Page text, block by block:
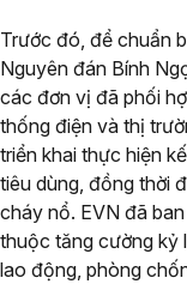
Trước đó, để chuẩn
Nguyên đán Bính
các đơn vị đã phối
thống điện và thị
triển khai thực hiện
tiêu dùng, đồng thời
cháy nổ. EVN đã
thuộc tăng cường kỷ
lao động, phòng